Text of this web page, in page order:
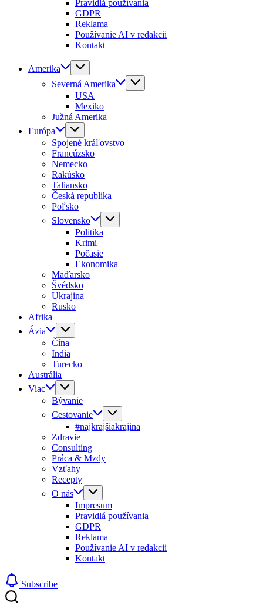
Pravidlá používania
GDPR
Reklama
Používanie AI v redakcii
Kontakt
Amerika
Severná Amerika
USA
Mexiko
Južná Amerika
Európa
Spojené kráľovstvo
Francúzsko
Nemecko
Rakúsko
Taliansko
Česká republika
Poľsko
Slovensko
Politika
Krimi
Počasie
Ekonomika
Maďarsko
Švédsko
Ukrajina
Rusko
Afrika
Ázia
Čína
India
Turecko
Austrália
Viac
Bývanie
Cestovanie
#najkrajšiakrajina
Zdravie
Consulting
Práca & Mzdy
Vzťahy
Recepty
O nás
Impresum
Pravidlá používania
GDPR
Reklama
Používanie AI v redakcii
Kontakt
Subscribe